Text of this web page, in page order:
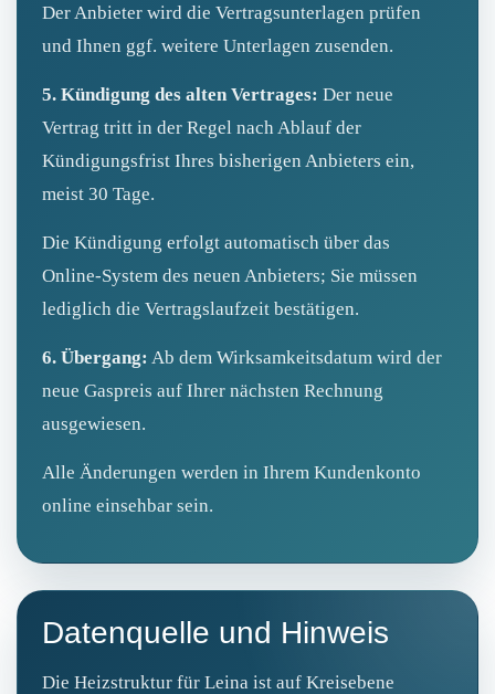
Der Anbieter wird die Vertragsunterlagen prüfen
und Ihnen ggf. weitere Unterlagen zusenden.
5. Kündigung des alten Vertrages: Der neue
Vertrag tritt in der Regel nach Ablauf der
Kündigungsfrist Ihres bisherigen Anbieters ein,
meist 30 Tage.
Die Kündigung erfolgt automatisch über das
Online‑System des neuen Anbieters; Sie müssen
lediglich die Vertragslaufzeit bestätigen.
6. Übergang: Ab dem Wirksamkeitsdatum wird der
neue Gaspreis auf Ihrer nächsten Rechnung
ausgewiesen.
Alle Änderungen werden in Ihrem Kundenkonto
online einsehbar sein.
Datenquelle und Hinweis
Die Heizstruktur für Leina ist auf Kreisebene